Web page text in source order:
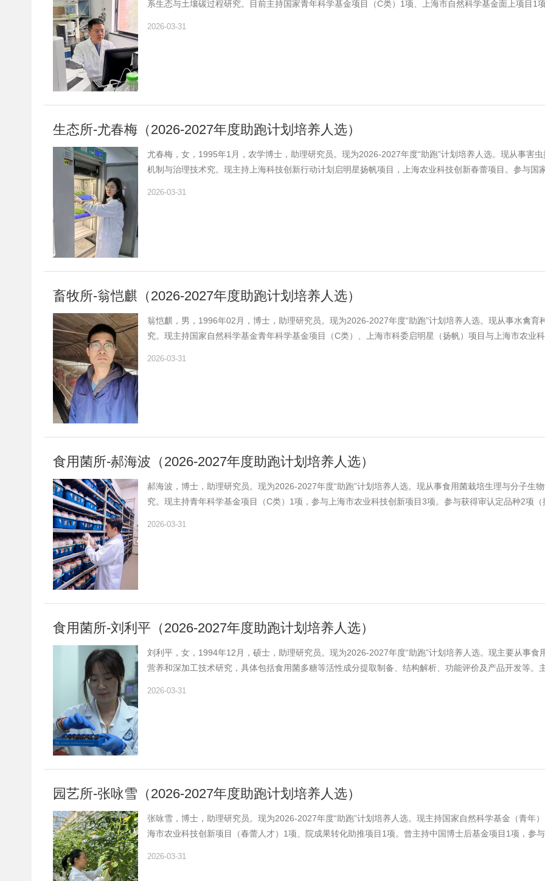
系生态与土壤碳过程研究。目前主持国家青年科学基金项目（C类）1项、上海市自然科学基金面上项目1
2026-03-31
生态所-尤春梅（2026-2027年度助跑计划培养人选）
尤春梅，女，1995年1月，农学博士，助理研究员。现为2026-2027年度“助跑”计划培养人选。现从事害虫
机制与治理技术究。现主持上海科技创新行动计划启明星扬帆项目，上海农业科技创新春蕾项目。参与国
2026-03-31
畜牧所-翁恺麒（2026-2027年度助跑计划培养人选）
翁恺麒，男，1996年02月，博士，助理研究员。现为2026-2027年度“助跑”计划培养人选。现从事水禽育
究。现主持国家自然科学基金青年科学基金项目（C类）、上海市科委启明星（扬帆）项目与上海市农业
2026-03-31
食用菌所-郝海波（2026-2027年度助跑计划培养人选）
郝海波，博士，助理研究员。现为2026-2027年度“助跑”计划培养人选。现从事食用菌栽培生理与分子生
究。现主持青年科学基金项目（C类）1项，参与上海市农业科技创新项目3项。参与获得审认定品种2项（
2026-03-31
食用菌所-刘利平（2026-2027年度助跑计划培养人选）
刘利平，女，1994年12月，硕士，助理研究员。现为2026-2027年度“助跑”计划培养人选。现主要从事食
营养和深加工技术研究，具体包括食用菌多糖等活性成分提取制备、结构解析、功能评价及产品开发等。
2026-03-31
园艺所-张咏雪（2026-2027年度助跑计划培养人选）
张咏雪，博士，助理研究员。现为2026-2027年度“助跑”计划培养人选。现主持国家自然科学基金（青年
海市农业科技创新项目（春蕾人才）1项、院成果转化助推项目1项。曾主持中国博士后基金项目1项，参
2026-03-31